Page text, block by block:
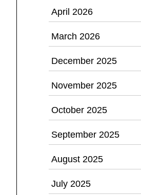
April 2026
March 2026
December 2025
November 2025
October 2025
September 2025
August 2025
July 2025